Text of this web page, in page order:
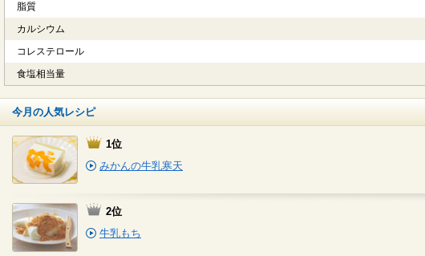
脂質
カルシウム
コレステロール
食塩相当量
今月の人気レシピ
1位
みかんの牛乳寒天
2位
牛乳もち